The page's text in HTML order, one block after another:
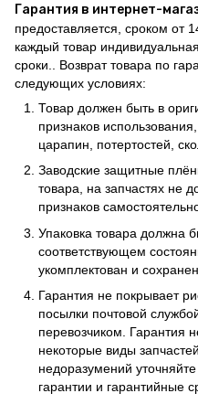
Гарантия в интернет-
предоставляется, сроком от
каждый товар
сроки.. Возврат товара по
следующих условиях:
Товар должен быть в
признаков
царапин, потертостей,
Заводские защитные
товара, на запчастях не
признаков
Упаковка товара должна
соответствующем
укомплектован и
Гарантия не покрывает
посылки почтовой
перевозчиком. Гарантия
некоторые виды
недоразумений
гарантии и гарантийные